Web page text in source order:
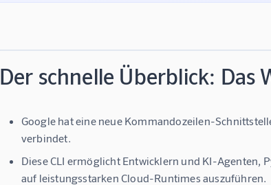
Der schnelle Überblick: Das
Google hat eine neue Kommandozeilen-
verbindet.
Diese CLI ermöglicht Entwicklern und KI-
auf leistungsstarken Cloud-Runtimes auszuführen.